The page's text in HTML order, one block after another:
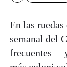
En las
semanal del
frecuentes